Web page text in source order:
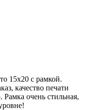
15х20 с рамкой.
качество печати
Рамка очень стильная,